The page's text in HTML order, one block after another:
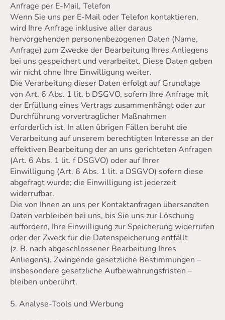
Anfrage per E-Mail, Telefon
Wenn Sie uns per E-Mail oder Telefon kontaktieren,
wird Ihre Anfrage inklusive aller daraus
hervorgehenden personenbezogenen Daten (Name,
Anfrage) zum Zwecke der Bearbeitung Ihres Anliegens
bei uns gespeichert und verarbeitet. Diese Daten geben
wir nicht ohne Ihre Einwilligung weiter.
Die Verarbeitung dieser Daten erfolgt auf Grundlage
von Art. 6 Abs. 1 lit. b DSGVO, sofern Ihre Anfrage mit
der Erfüllung eines Vertrags zusammenhängt oder zur
Durchführung vorvertraglicher Maßnahmen
erforderlich ist. In allen übrigen Fällen beruht die
Verarbeitung auf unserem berechtigten Interesse an der
effektiven Bearbeitung der an uns gerichteten Anfragen
(Art. 6 Abs. 1 lit. f DSGVO) oder auf Ihrer
Einwilligung (Art. 6 Abs. 1 lit. a DSGVO) sofern diese
abgefragt wurde; die Einwilligung ist jederzeit
widerrufbar.
Die von Ihnen an uns per Kontaktanfragen übersandten
Daten verbleiben bei uns, bis Sie uns zur Löschung
auffordern, Ihre Einwilligung zur Speicherung widerrufen
oder der Zweck für die Datenspeicherung entfällt
(z. B. nach abgeschlossener Bearbeitung Ihres
Anliegens). Zwingende gesetzliche Bestimmungen –
insbesondere gesetzliche Aufbewahrungsfristen –
bleiben unberührt.
5. Analyse-Tools und Werbung